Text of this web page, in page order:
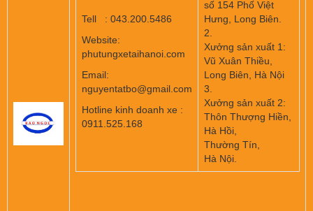
Tell : 043.200.5486
Website:
phutungxetaihanoi.com
Email:
nguyentatbo@gmail.com
Hotline kinh doanh xe :
0911.525.168
số 154 Phố Việt
Hưng, Long Biên.
2.
Xưởng sản xuất 1:
Vũ Xuân Thiều,
Long Biên, Hà Nội
3.
Xưởng sản xuất 2:
Thôn Thượng Hiền,
Hà Hồi,
Thường Tín,
Hà Nội.